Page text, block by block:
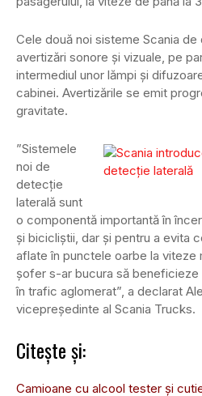
Cele două noi sisteme Scania
avertizări sonore și vizuale, pe
intermediul unor lămpi și
cabinei. Avertizările se emit
gravitate.
”Sistemele
noi de
detecție
laterală sunt
o componentă importantă în
și bicicliștii, dar și pentru a evita
aflate în punctele oarbe la viteze
șofer s-ar bucura să
în trafic aglomerat”, a declarat
vicepreședinte al Scania Trucks.
Citește și:
Camioane cu alcool tester și